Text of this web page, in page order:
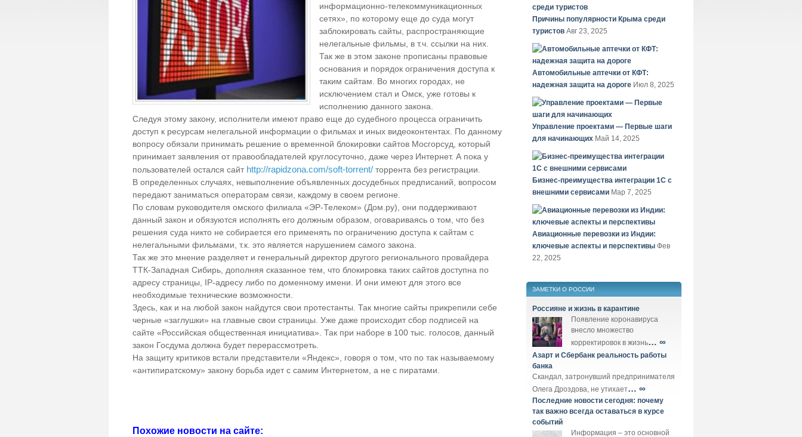
информационно-телекоммуникационных
сетях», по которому еще до суда могут
заблокировать сайты, распространяющие
нелегальные фильмы, в т.ч. ссылки на них.
Так же в этом законе прописаны правовые
основания и порядок ограничения доступа к
таким сайтам. Во многих городах, не
исключением стал и Омск, уже готовы к
исполнению данного закона.
Следуя этому закону, исполнители имеют право еще до судебного процесса ограничить
доступ к ресурсам нелегальной информации о фильмах и иных видеоконтентах. По данному
вопросу обязали принимать решение о временной блокировки сайтов Мосгорсуд, который
принимает заявления от правообладателей круглосуточно, даже через Интернет. А пока у
пользователей остался сайт http://rapidzona.com/soft-torrent/ торрента без регистрации.
В определенных случаях, невыполнение объявленных досудебных предписаний, вопросом
передают заниматься операторам связи, каждому в своем регионе.
По словам руководителя омского филиала «ЭР-Телеком» (Дом.ру), они поддерживают
данный закон и обязуются исполнять его должным образом, оговариваясь о том, что без
решения суда никто не собирается его применять по ограничению доступа к сайтам с
нелегальными фильмами, т.к. это является нарушением самого закона.
Так же это мнение разделяет и генеральный директор другого регионального провайдера
ТТК-Западная Сибирь, дополняя сказанное тем, что блокировка таких сайтов доступна по
адресу страницы, IP-адресу либо по доменному имени. И они имеют для этого все
необходимые технические возможности.
Здесь, как и на любой закон найдутся свои протестанты. Так многие сайты прикрепили себе
черные «заглушки» на главные свои страницы. Уже даже происходит сбор подписей на
сайте «Российская общественная инициатива». Так при наборе в 100 тыс. голосов, данный
закон Госдума должна будет перерассмотреть.
На защиту критиков встали представители «Яндекс», говоря о том, что по так называемому
«антипиратскому» закону борьба идет с самим Интернетом, а не с пиратами.
Похожие новости на сайте:
Причины популярности Крыма среди
туристов Авг 23, 2025
Автомобильные аптечки от КФТ:
надежная защита на дороге Июл 8, 2025
Управление проектами — Первые шаги
для начинающих Май 14, 2025
Бизнес-преимущества интеграции 1С с
внешними сервисами Мар 7, 2025
Авиационные перевозки из Индии:
ключевые аспекты и перспективы Фев
22, 2025
ЗАМЕТКИ О РОССИИ
Россияне и жизнь в карантине
Появление коронавируса
внесло множество
корректировок в жизнь… ∞
Азарт и Сбербанк реальность работы
банка
Скандал, затронувший предпринимателя
Олега Дроздова, не утихает… ∞
Последние новости сегодня: почему
так важно всегда оставаться в курсе
событий
Информация – это основной